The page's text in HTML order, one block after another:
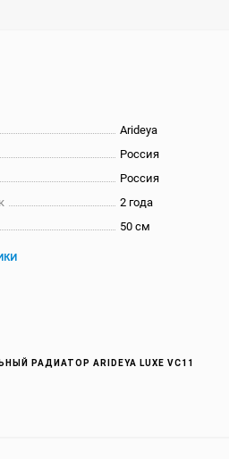
Arideya
Россия
Россия
2 года
50 см
РАДИАТОР ARIDEYA LUXE VC11